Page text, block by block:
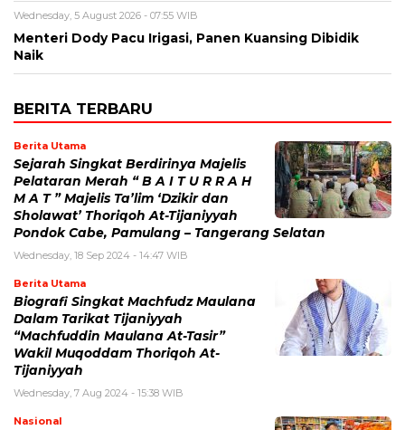
Wednesday, 5 August 2026 - 07:55 WIB
Menteri Dody Pacu Irigasi, Panen Kuansing Dibidik
Naik
BERITA TERBARU
Berita Utama
Sejarah Singkat Berdirinya Majelis
Pelataran Merah “ B A I T U R R A H
M A T ” Majelis Ta’lim ‘Dzikir dan
Sholawat’ Thoriqoh At-Tijaniyyah
Pondok Cabe, Pamulang – Tangerang Selatan
Wednesday, 18 Sep 2024 - 14:47 WIB
Berita Utama
Biografi Singkat Machfudz Maulana
Dalam Tarikat Tijaniyyah
“Machfuddin Maulana At-Tasir”
Wakil Muqoddam Thoriqoh At-
Tijaniyyah
Wednesday, 7 Aug 2024 - 15:38 WIB
Nasional